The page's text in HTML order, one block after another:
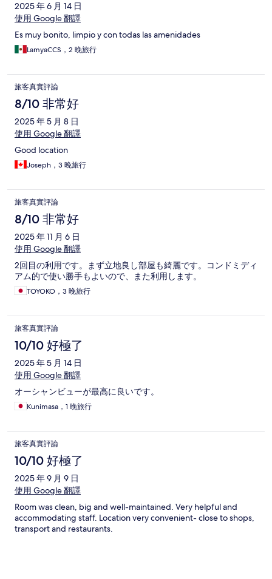
2025 年 6 月 14 日
使用 Google 翻譯
Es muy bonito, limpio y con todas las amenidades
LamyaCCS，2 晚旅行
旅客真實評論
8/10 非常好
2025 年 5 月 8 日
使用 Google 翻譯
Good location
Joseph，3 晚旅行
旅客真實評論
8/10 非常好
2025 年 11 月 6 日
使用 Google 翻譯
2回目の利用です。まず立地良し部屋も綺麗です。コンドミディ
アム的で使い勝手もよいので、また利用します。
TOYOKO，3 晚旅行
旅客真實評論
10/10 好極了
2025 年 5 月 14 日
使用 Google 翻譯
オーシャンビューが最高に良いです。
Kunimasa，1 晚旅行
旅客真實評論
10/10 好極了
2025 年 9 月 9 日
使用 Google 翻譯
Room was clean, big and well-maintained. Very helpful and
accommodating staff. Location very convenient- close to shops,
transport and restaurants.